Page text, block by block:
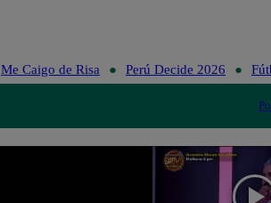
Me Caigo de Risa Perú Decide 2026